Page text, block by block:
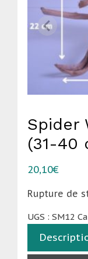
Spider
(31-40
20,10€
Rupture de
UGS : SM12